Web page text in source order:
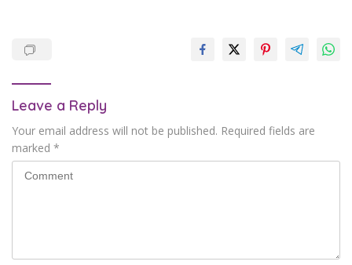
Leave a Reply
Your email address will not be published. Required fields are
marked *